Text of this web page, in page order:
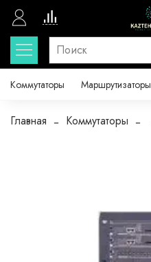
Коммутаторы Маршрутизаторы
Главная Коммутаторы